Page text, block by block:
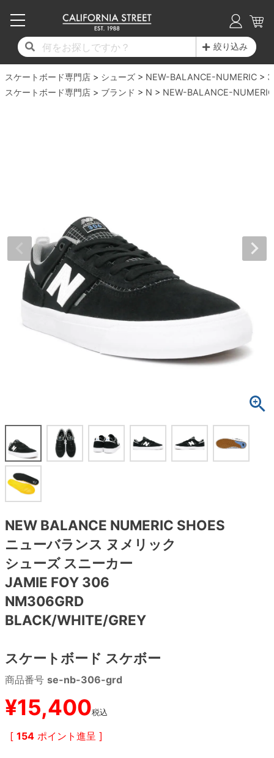
絞り込み
スケートボード専門店 シューズ NEW-BALANCE-NUMERIC
スケートボード専門店
ブランド N NEW-BALANCE-NUMERIC
NEW BALANCE NUMERIC SHOES
ニューバランス ヌメリック
シューズ スニーカー
JAMIE FOY 306
NM306GRD
BLACK/WHITE/GREY
スケートボード スケボー
商品番号 se-nb-306-grd
¥15,400税込
[ 154 ポイント進呈 ]
17時までのご注文は当日発送！
11,000円以上で送料無料！
毎月1日はポイント5倍！10日と20日は3倍！
17時までのご注文は当日発送！
11,000円以上で送料無料！
毎月1日はポイント5倍！10日と20日は3倍！
子供用デッキ
7.0inch以下
7.7inch
7.8inch
7.9inch
8.0inch
8.4inch
8.5inch
8.7inch
8.8inch
8.9inch
高性能デッキ
17時までのご注文は当日発送！
11,000円以上で送料無料！
毎月1日はポイント5倍！10日と20日は3倍！
7.0inch以下
7.2inch
7.8inch
7.9inch
8.0inch
8.1inch
8.5inch
8.6inch
8.8inch
8.9inch
9.0inch以上
17時までのご注文は当日発送！
11,000円以上で送料無料！
毎月1日はポイント5倍！10日と20日は3倍！
50mm
51mm
56mm
57mm
58mm
59mm
64mm
65mm
72mm
75mm
110mm
ボーンズ XF（エックスフォーミュラ）
ボーンズ STF（エスティーエフ）
パウエルペラルタ DF（ドラゴンフォーミュ
ラ）
ソフトウィール（クルーザー）
ベアリング
デッキテープ
ボルト
パーツ・その他
足回りセット（トラック・ウィールセット）
練習用アイテム（初心者におすすめ）
スケートケース・バッグ
メディア（雑誌・DVD・CD）
17時までのご注文は当日発送！
11,000円以上で送料無料！
毎月1日はポイント5倍！10日と20日は3倍！
20cm
21cm
24cm
24.5cm
25cm
25.5cm
27.5cm
28cm
29cm
29.5cm
30cm
シューレース・その他
17時までのご注文は当日発送！
11,000円以上で送料無料！
毎月1日はポイント5倍！10日と20日は3倍！
トレーナー・セーター
パンツ
ショーツ
長袖ボタンシャツ
7分袖シャツ・ラグラン
キャップ
ソックス
アンダーウエア
サイズの測り方
17時までのご注文は当日発送！
11,000円以上で送料無料！
毎月1日はポイント5倍！10日と20日は3倍！
17時までのご注文は当日発送！
11,000円以上で送料無料！
毎月1日はポイント5倍！10日と20日は3倍！
ブランド紹介
INFO
スケートパーク情報
17時までのご注文は当日発送！
11,000円以上で送料無料！
毎月1日はポイント5倍！10日と20日は3倍！
プライバシーポリシー
特定商取引法に基づく表記